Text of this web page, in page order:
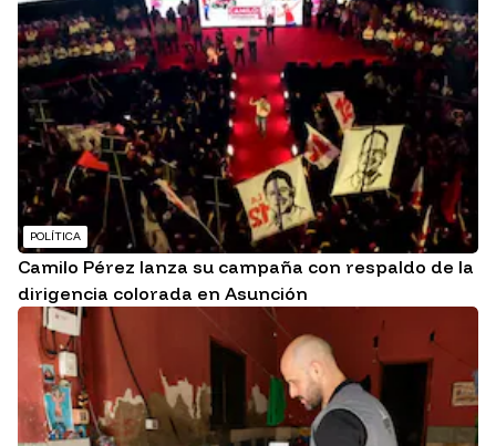
POLÍTICA
Camilo Pérez lanza su campaña con respaldo de la
dirigencia colorada en Asunción